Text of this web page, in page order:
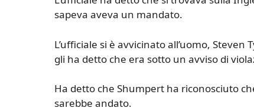
sapeva aveva un mandato.
L’ufficiale si è avvicinato all’uomo,
gli ha detto che era sotto un avviso di
Ha detto che Shumpert ha riconosciuto
sarebbe andato.